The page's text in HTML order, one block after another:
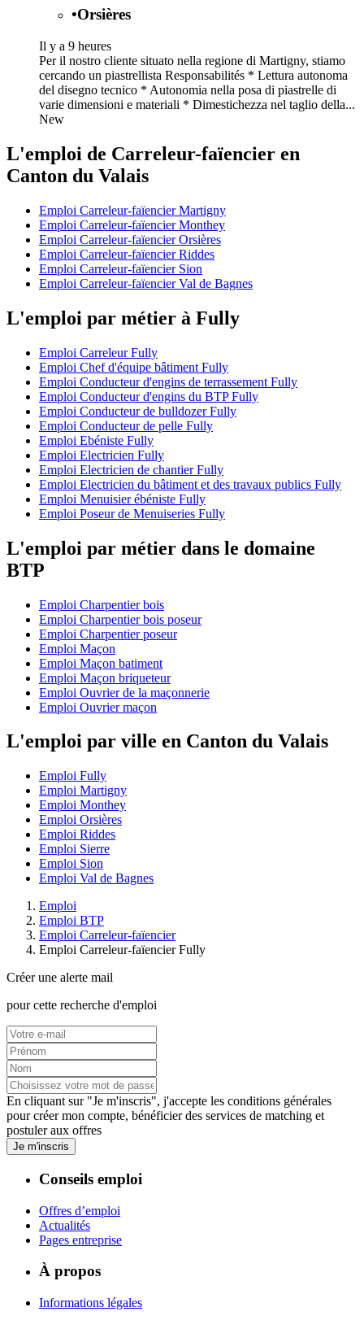
•Orsières
Il y a 9 heures
Per il nostro cliente situato nella regione di Martigny, stiamo
cercando un piastrellista Responsabilités * Lettura autonoma
del disegno tecnico * Autonomia nella posa di piastrelle di
varie dimensioni e materiali * Dimestichezza nel taglio della...
New
L'emploi de Carreleur-faïencier en
Canton du Valais
Emploi Carreleur-faïencier Martigny
Emploi Carreleur-faïencier Monthey
Emploi Carreleur-faïencier Orsières
Emploi Carreleur-faïencier Riddes
Emploi Carreleur-faïencier Sion
Emploi Carreleur-faïencier Val de Bagnes
L'emploi par métier à Fully
Emploi Carreleur Fully
Emploi Chef d'équipe bâtiment Fully
Emploi Conducteur d'engins de terrassement Fully
Emploi Conducteur d'engins du BTP Fully
Emploi Conducteur de bulldozer Fully
Emploi Conducteur de pelle Fully
Emploi Ebéniste Fully
Emploi Electricien Fully
Emploi Electricien de chantier Fully
Emploi Electricien du bâtiment et des travaux publics Fully
Emploi Menuisier ébéniste Fully
Emploi Poseur de Menuiseries Fully
L'emploi par métier dans le domaine
BTP
Emploi Charpentier bois
Emploi Charpentier bois poseur
Emploi Charpentier poseur
Emploi Maçon
Emploi Maçon batiment
Emploi Maçon briqueteur
Emploi Ouvrier de la maçonnerie
Emploi Ouvrier maçon
L'emploi par ville en Canton du Valais
Emploi Fully
Emploi Martigny
Emploi Monthey
Emploi Orsières
Emploi Riddes
Emploi Sierre
Emploi Sion
Emploi Val de Bagnes
Emploi
Emploi BTP
Emploi Carreleur-faïencier
Emploi Carreleur-faïencier Fully
Créer une alerte mail
pour cette recherche d'emploi
En cliquant sur "Je m'inscris", j'accepte les conditions générales
pour créer mon compte, bénéficier des services de matching et
postuler aux offres
Je m'inscris
Conseils emploi
Offres d’emploi
Actualités
Pages entreprise
À propos
Informations légales